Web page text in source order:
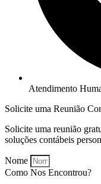
Atendimento
Solicite uma Reunião
Solicite uma reunião
soluções contábeis
Nome
Como Nos Encontrou?